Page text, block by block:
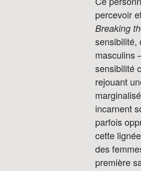
percevoir
Breaking
sensibilité,
masculins
sensibilité
rejouant
incarnent
parfois
cette
des
première